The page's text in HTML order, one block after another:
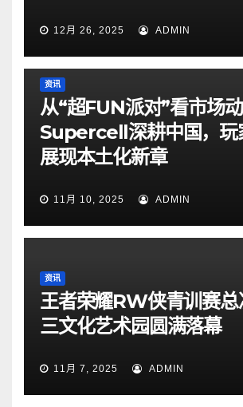
12月 26, 2025 ADMIN
资讯
从“超FUN派对”看市场动
Supercell深耕中国，玩
展现本土化新章
11月 10, 2025 ADMIN
资讯
王者荣耀RW侠青训赛总
三文化艺术园圆满落幕
11月 7, 2025 ADMIN